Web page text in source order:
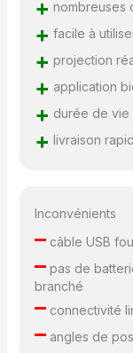
+ nombreuses
+ facile à
+ projection
+ application
+ durée de vie
+ livraison
Inconvénients
– câble USB
– pas de
branché
– connectivité
– angles de